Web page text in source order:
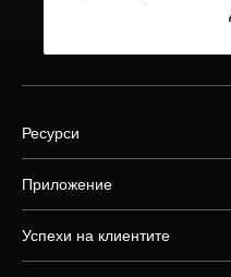
Ресурси
Приложение
Успехи на клиентите